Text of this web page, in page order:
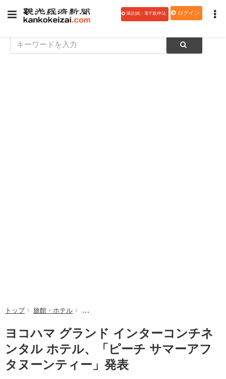
購読(紙・電子版)申込 ログイン
トップ 旅館・ホテル ヨコハマ グランド インターコンチネンタル ホ
ヨコハマ グランド インターコンチネ
ンタル ホテル、「ピーチ サマーアフ
タヌーンティー」発表